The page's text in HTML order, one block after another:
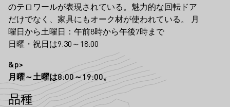
のテロワールが表現されている。魅力的な回転ドア
だけでなく、家具にもオーク材が使われている。 月
曜日から土曜日：午前8時から午後7時まで
日曜・祝日は9:30～18:00
&p>
月曜～土曜は8:00～19:00。
品種